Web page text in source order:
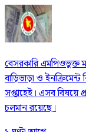
বেসরকারি এমপিওভুক্ত
বাড়িভাড়া ও
সপ্তাহেই। এসব বিষয়ে
চলমান রয়েছে।